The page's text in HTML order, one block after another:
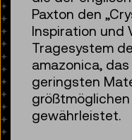
Paxton den
Inspiration und
Tragesystem
amazonica,
geringsten
gewährleistet.